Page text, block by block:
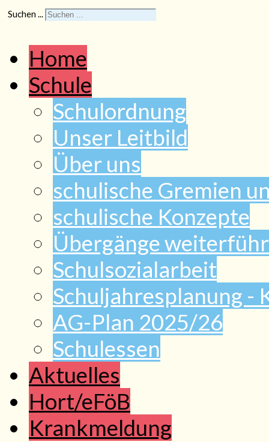
Suchen ...
Home
Schule
Schulordnung
Unser Leitbild
Über uns
schulische Gremien
schulische Konzepte
Übergänge
Schulsozialarbeit
Schuljahresplanung -
AG-Plan 2025/26
Schulessen
Aktuelles
Hort/eFöB
Krankmeldung